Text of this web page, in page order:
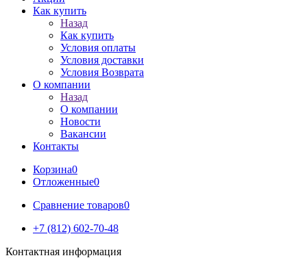
Как купить
Назад
Как купить
Условия оплаты
Условия доставки
Условия Возврата
О компании
Назад
О компании
Новости
Вакансии
Контакты
Корзина0
Отложенные0
Сравнение товаров0
+7 (812) 602-70-48
Контактная информация